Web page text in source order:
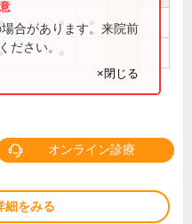
●
合があります。来院前
ださい。
×閉じる
オンライン診療
細をみる